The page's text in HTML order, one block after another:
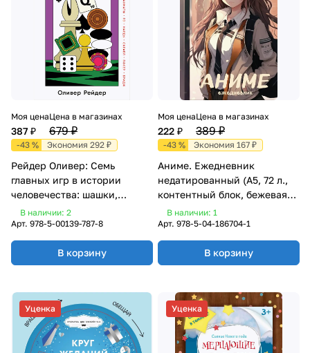
Моя цена
387 ₽
Цена в магазинах
679 ₽
-43 % Экономия 292 ₽
Рейдер Оливер: Семь
главных игр в истории
человечества: шашки,
шахматы, го, нарды, скрабл,
покер, бридж
В наличии: 2
Арт. 978-5-00139-787-8
В корзину
Моя цена
222 ₽
Цена в магазинах
389 ₽
-43 % Экономия 167 ₽
Аниме. Ежедневник
недатированный (А5, 72 л.,
контентный блок, бежевая
обложка)
В наличии: 1
Арт. 978-5-04-186704-1
В корзину
Уценка Уценка